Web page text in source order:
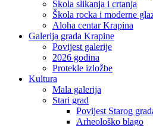
Škola slikanja i crtanja
Škola rocka i moderne
Aloha centar Krapina
Galerija grada Krapine
Povijest galerije
2026 godina
Protekle izložbe
Kultura
Mala galerija
Stari grad
Povijest Starog
Arheološko blago